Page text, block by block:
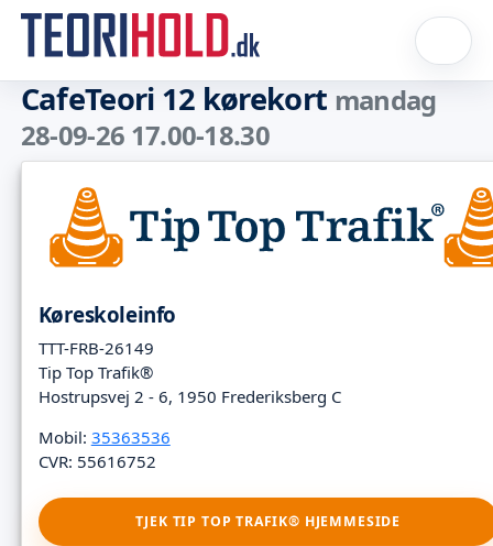
CafeTeori 12 kørekort mandag
28-09-26 17.00-18.30
Køreskoleinfo
TTT-FRB-26149
Tip Top Trafik®
Hostrupsvej 2 - 6, 1950 Frederiksberg C
Mobil: 35363536
CVR: 55616752
TJEK TIP TOP TRAFIK® HJEMMESIDE